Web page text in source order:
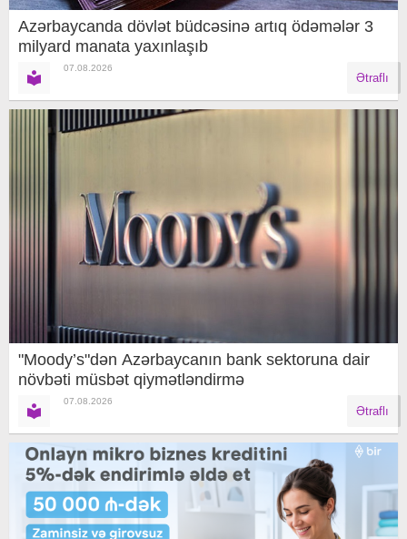
Azərbaycanda dövlət büdcəsinə artıq ödəmələr 3
milyard manata yaxınlaşıb
07.08.2026
Ətraflı
"Moody’s"dən Azərbaycanın bank sektoruna dair
növbəti müsbət qiymətləndirmə
07.08.2026
Ətraflı